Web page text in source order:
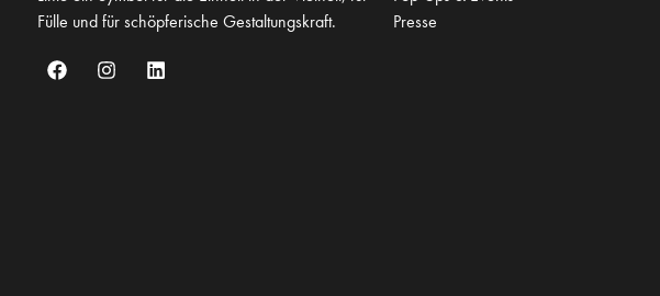
Fülle und für schöpferische Gestaltungskraft.
Presse